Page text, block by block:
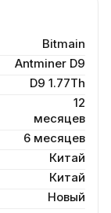
Bitmain
Antminer D9
D9 1.77Th
12
месяцев
6 месяцев
Китай
Китай
Новый